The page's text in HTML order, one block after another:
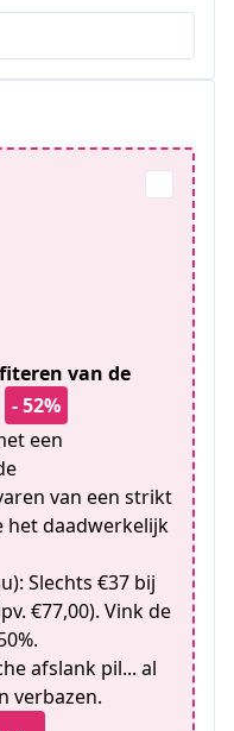
van de
- 52%
een
van een strikt
het daadwerkelijk
Slechts €37 bij
€77,00). Vink de
afslank pil... al
verbazen.